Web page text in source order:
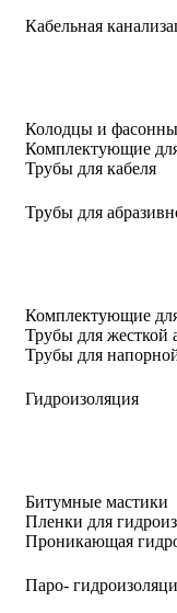
Кабельная
Колодцы и
Комплектующие
Трубы для кабеля
Трубы для
Комплектующие
Трубы для жесткой
Трубы для
Гидроизоляция
Битумные мастики
Пленки для
Проникающая
Паро-